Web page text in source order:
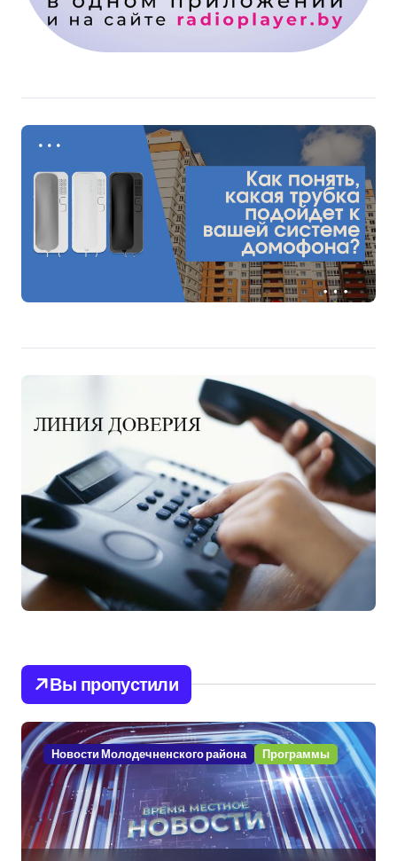
Вы пропустили
Новости Молодечненского района Программы